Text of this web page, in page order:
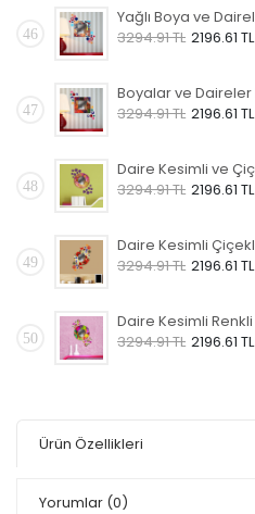
46
3294.91 TL 2196.61 TL
47
3294.91 TL 2196.61 TL
48
3294.91 TL 2196.61 TL
49
3294.91 TL 2196.61 TL
50
3294.91 TL 2196.61 TL
Ürün Özellikleri
Yorumlar (0)